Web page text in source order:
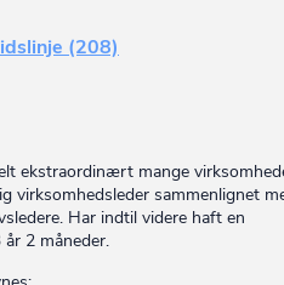
(208)
ekstraordinært mange
virksomhedsleder sammenlignet
Har indtil videre haft en
2 måneder.